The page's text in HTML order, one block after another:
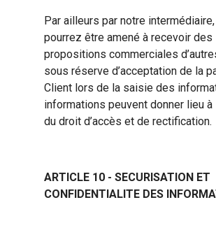
Par ailleurs par notre
pourrez être amené à recevoir des
propositions commerciales
sous réserve d’acceptation de la
Client lors de la saisie des
informations peuvent donner lieu à
du droit d’accès et de rectification.
ARTICLE 10 - SECURISATION ET
CONFIDENTIALITE DES